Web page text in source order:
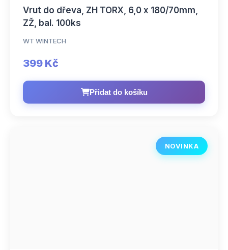
Vrut do dřeva, ZH TORX, 6,0 x 180/70mm,
ZŽ, bal. 100ks
WT WINTECH
399 Kč
Přidat do košíku
NOVINKA